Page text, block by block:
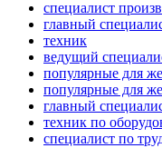
специалист
главный
техник
ведущий
популярные для
популярные для
главный
техник по
специалист по